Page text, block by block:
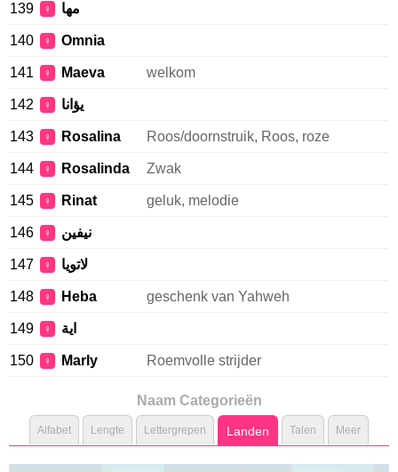
139 ♀ مها
140 ♀ Omnia
141 ♀ Maeva welkom
142 ♀ يؤانا
143 ♀ Rosalina Roos/doornstruik, Roos, roze
144 ♀ Rosalinda Zwak
145 ♀ Rinat geluk, melodie
146 ♀ نيفين
147 ♀ لاتويا
148 ♀ Heba geschenk van Yahweh
149 ♀ اية
150 ♀ Marly Roemvolle strijder
Naam Categorieën
Alfabet Lengte Lettergrepen Landen Talen Meer